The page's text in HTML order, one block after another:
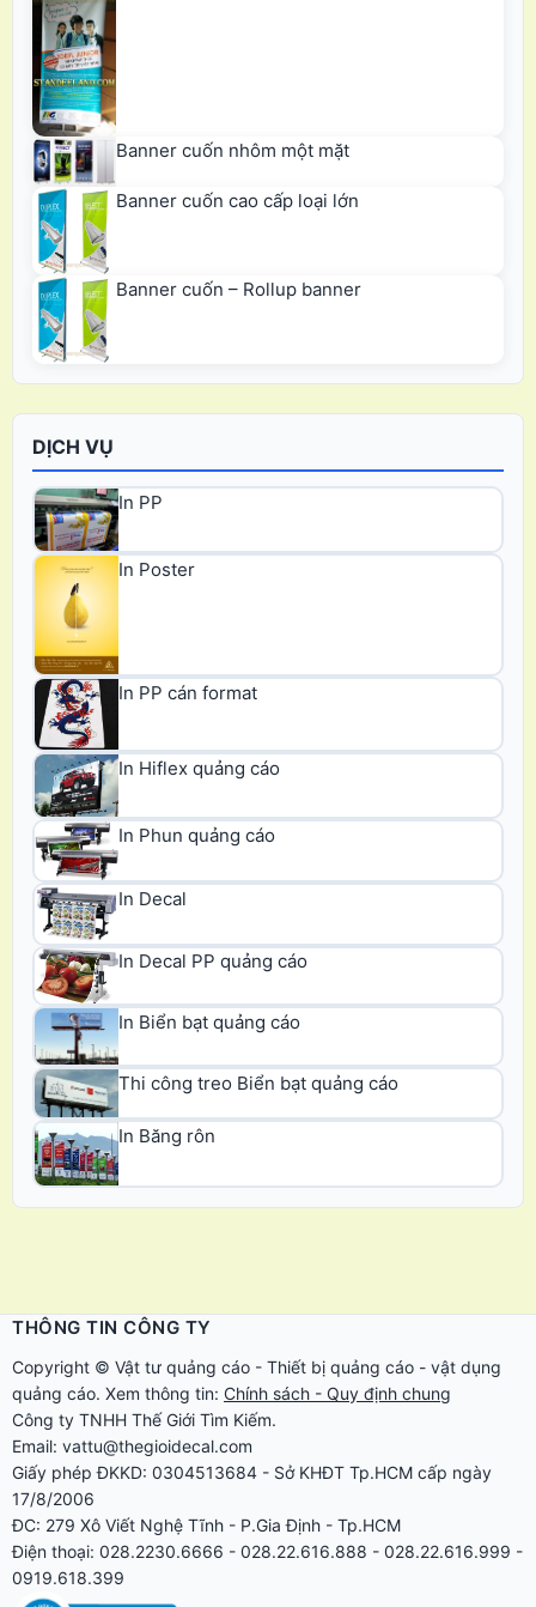
Banner cuốn nhôm một mặt
Banner cuốn cao cấp loại lớn
Banner cuốn – Rollup banner
DỊCH VỤ
In PP
In Poster
In PP cán format
In Hiflex quảng cáo
In Phun quảng cáo
In Decal
In Decal PP quảng cáo
In Biển bạt quảng cáo
Thi công treo Biển bạt quảng cáo
In Băng rôn
THÔNG TIN CÔNG TY
Copyright © Vật tư quảng cáo - Thiết bị quảng cáo - vật dụng
quảng cáo. Xem thông tin: Chính sách - Quy định chung
Công ty TNHH Thế Giới Tìm Kiếm.
Email: vattu@thegioidecal.com
Giấy phép ĐKKD: 0304513684 - Sở KHĐT Tp.HCM cấp ngày
17/8/2006
ĐC: 279 Xô Viết Nghệ Tĩnh - P.Gia Định - Tp.HCM
Điện thoại: 028.2230.6666 - 028.22.616.888 - 028.22.616.999 -
0919.618.399